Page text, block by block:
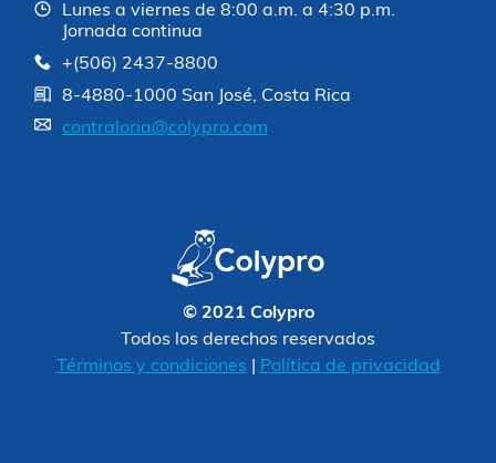
Lunes a viernes de 8:00 a.m. a 4:30 p.m.
Jornada continua
+(506) 2437-8800
8-4880-1000 San José, Costa Rica
contraloria@colypro.com
© 2021 Colypro
Todos los derechos reservados
Términos y condiciones
Política de privacidad